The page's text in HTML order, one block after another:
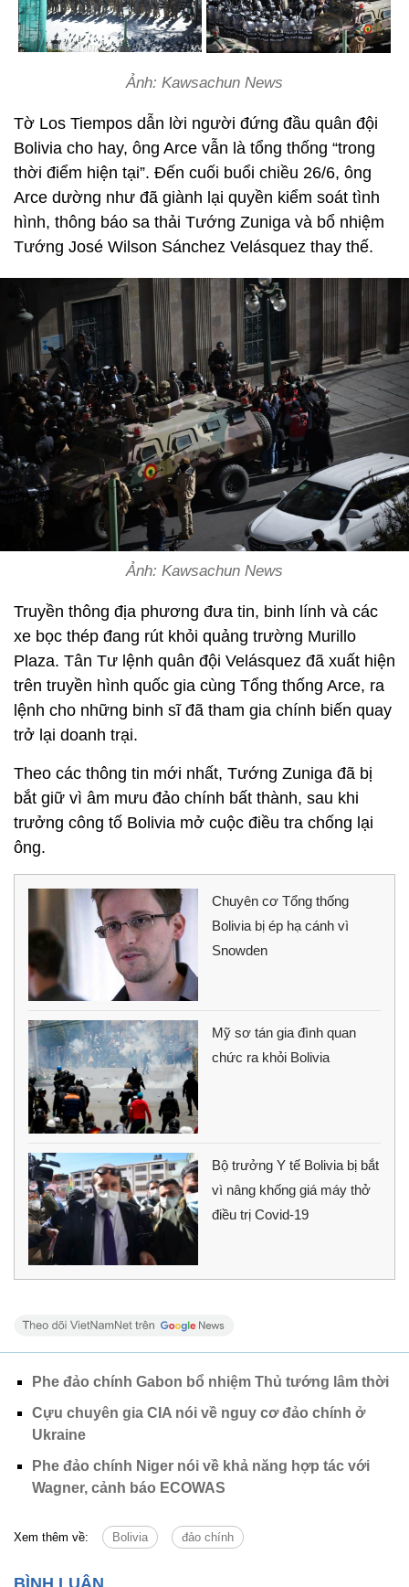
Ảnh: Kawsachun News
Tờ Los Tiempos dẫn lời người đứng đầu quân đội
Bolivia cho hay, ông Arce vẫn là tổng thống “trong
thời điểm hiện tại”. Đến cuối buổi chiều 26/6, ông
Arce dường như đã giành lại quyền kiểm soát tình
hình, thông báo sa thải Tướng Zuniga và bổ nhiệm
Tướng José Wilson Sánchez Velásquez thay thế.
Ảnh: Kawsachun News
Truyền thông địa phương đưa tin, binh lính và các
xe bọc thép đang rút khỏi quảng trường Murillo
Plaza. Tân Tư lệnh quân đội Velásquez đã xuất hiện
trên truyền hình quốc gia cùng Tổng thống Arce, ra
lệnh cho những binh sĩ đã tham gia chính biến quay
trở lại doanh trại.
Theo các thông tin mới nhất, Tướng Zuniga đã bị
bắt giữ vì âm mưu đảo chính bất thành, sau khi
trưởng công tố Bolivia mở cuộc điều tra chống lại
ông.
Chuyên cơ Tổng thống
Bolivia bị ép hạ cánh vì
Snowden
Mỹ sơ tán gia đình quan
chức ra khỏi Bolivia
Bộ trưởng Y tế Bolivia bị bắt
vì nâng khống giá máy thở
điều trị Covid-19
Phe đảo chính Gabon bổ nhiệm Thủ tướng lâm thời
Cựu chuyên gia CIA nói về nguy cơ đảo chính ở
Ukraine
Phe đảo chính Niger nói về khả năng hợp tác với
Wagner, cảnh báo ECOWAS
Xem thêm về: Bolivia đảo chính